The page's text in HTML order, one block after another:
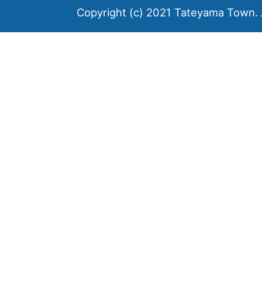
郡
Copyright (c) 2021 Tateyama Town.